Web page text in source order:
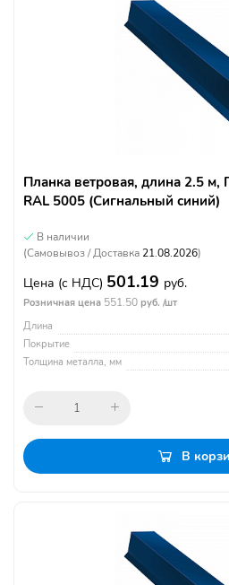
Планка ветровая, длина 2.5
RAL 5005 (Сигнальный синий)
В наличии
(Самовывоз / Доставка 21.08.2026)
Цена (с НДС) 501.19 руб.
Розничная цена 551.50 руб. /шт
Длина
Покрытие
Толщина металла, мм
В